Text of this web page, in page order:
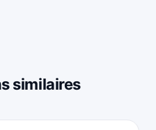
similaires